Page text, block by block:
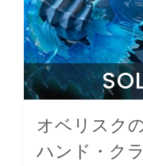
オベリスク
ハンド・ク